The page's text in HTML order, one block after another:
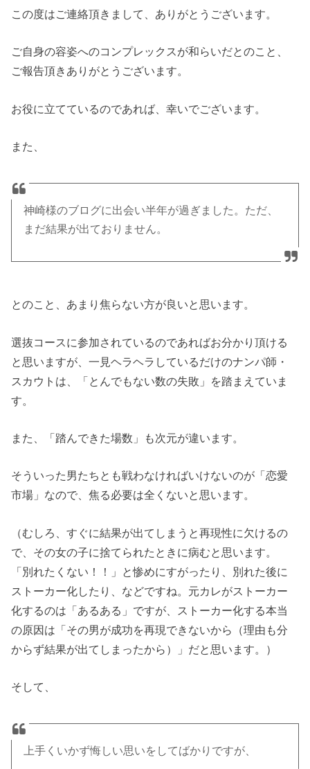
この度はご連絡頂きまして、ありがとうございます。
ご自身の容姿へのコンプレックスが和らいだとのこと、
ご報告頂きありがとうございます。
お役に立てているのであれば、幸いでございます。
また、
神崎様のブログに出会い半年が過ぎました。ただ、
まだ結果が出ておりません。
とのこと、あまり焦らない方が良いと思います。
選抜コースに参加されているのであればお分かり頂ける
と思いますが、一見ヘラヘラしているだけのナンパ師・
スカウトは、「とんでもない数の失敗」を踏まえていま
す。
また、「踏んできた場数」も次元が違います。
そういった男たちとも戦わなければいけないのが「恋愛
市場」なので、焦る必要は全くないと思います。
（むしろ、すぐに結果が出てしまうと再現性に欠けるの
で、その女の子に捨てられたときに病むと思います。
「別れたくない！！」と惨めにすがったり、別れた後に
ストーカー化したり、などですね。元カレがストーカー
化するのは「あるある」ですが、ストーカー化する本当
の原因は「その男が成功を再現できないから（理由も分
からず結果が出てしまったから）」だと思います。）
そして、
上手くいかず悔しい思いをしてばかりですが、